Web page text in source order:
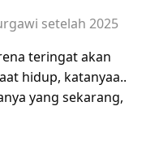
setelah 2025
teringat akan
hidup, katanyaa..
yang sekarang,